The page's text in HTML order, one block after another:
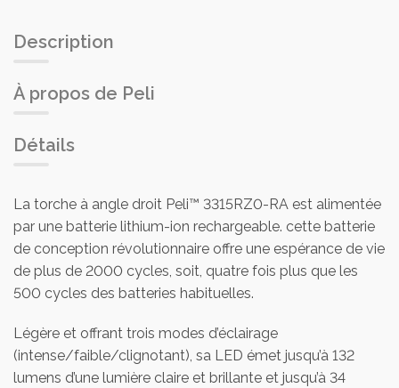
Description
À propos de Peli
Détails
La torche à angle droit Peli™ 3315RZ0-RA est alimentée
par une batterie lithium-ion rechargeable. cette batterie
de conception révolutionnaire offre une espérance de vie
de plus de 2000 cycles, soit, quatre fois plus que les
500 cycles des batteries habituelles.
Légère et offrant trois modes d’éclairage
(intense/faible/clignotant), sa LED émet jusqu’à 132
lumens d’une lumière claire et brillante et jusqu’à 34